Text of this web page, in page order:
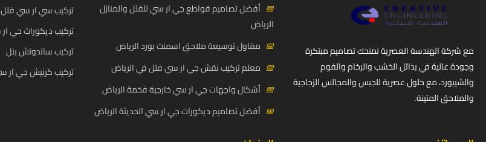
مع شركة الهندسة العصرية نمنحك تصاميم مبتكرة
وجودة عالية في بدائل الخشب والرخام والفوم
والشيبورد، مع حلول عصرية للجبس والمجالس الزجاجية
والملاحق المتينة.
📅 أفضل تصاميم قواطع جي ار سي للفلل والمنازل
الرياض
📅 مقاول توسيعة ملاحق اسمنت بورد الرياض
📅 معلم تركيب نقش جي ار سي فلل في الرياض
📅 أشكال واجهات جي ار سي خارجية فخمة الرياض
📅 أفضل تصاميم ديكورات جي ار سي الحديثة الرياض
تركيب سي ار سي فلل
تركيب ديكورات جي
تركيب ساندوتش بنل
تركيب كرنيش جي ار